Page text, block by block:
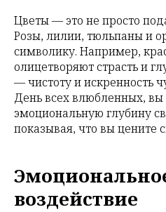
Цветы — это не просто
Розы, лилии, тюльпаны и
символику. Например,
олицетворяют страсть и
— чистоту и искренность
День всех влюбленных, вы
эмоциональную глубину
показывая, что вы цените
воздействие